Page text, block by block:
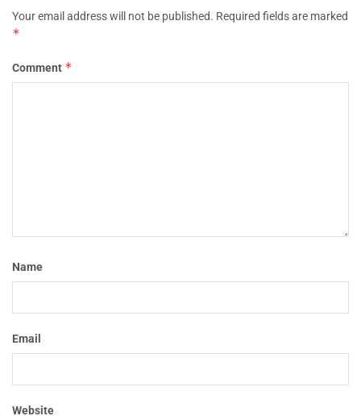
Your email address will not be published. Required fields are marked
*
Comment *
Name
Email
Website